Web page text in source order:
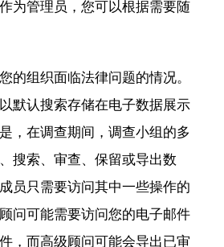
为管理员，您可以根据需要随
的组织面临法律问题的情况。
默认搜索存储在电子数据展示
，在调查期间，调查小组的多
搜索、审查、保留或导出数
员只需要访问其中一些操作的
问可能需要访问您的电子邮件
，而高级顾问可能会导出已审